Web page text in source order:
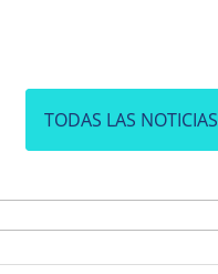
TODAS LAS NOTICIAS